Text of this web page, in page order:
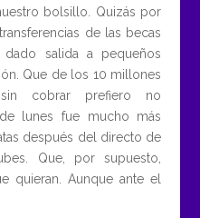
bolsillo. Quizás por
de las becas
salida a pequeños
Que de los 10 millones
cobrar prefiero no
lunes fue mucho más
después del directo de
Que, por supuesto,
quieran. Aunque ante el